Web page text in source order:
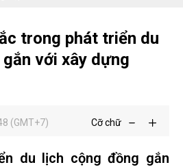
trong phát triển du
với xây dựng
(GMT+7) Cỡ chữ
du lịch cộng đồng gắn